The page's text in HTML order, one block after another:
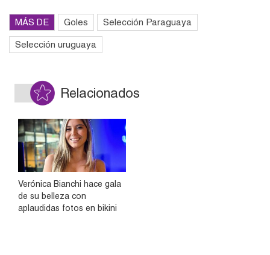
MÁS DE Goles Selección Paraguaya
Selección uruguaya
Relacionados
Verónica Bianchi hace gala
de su belleza con
aplaudidas fotos en bikini